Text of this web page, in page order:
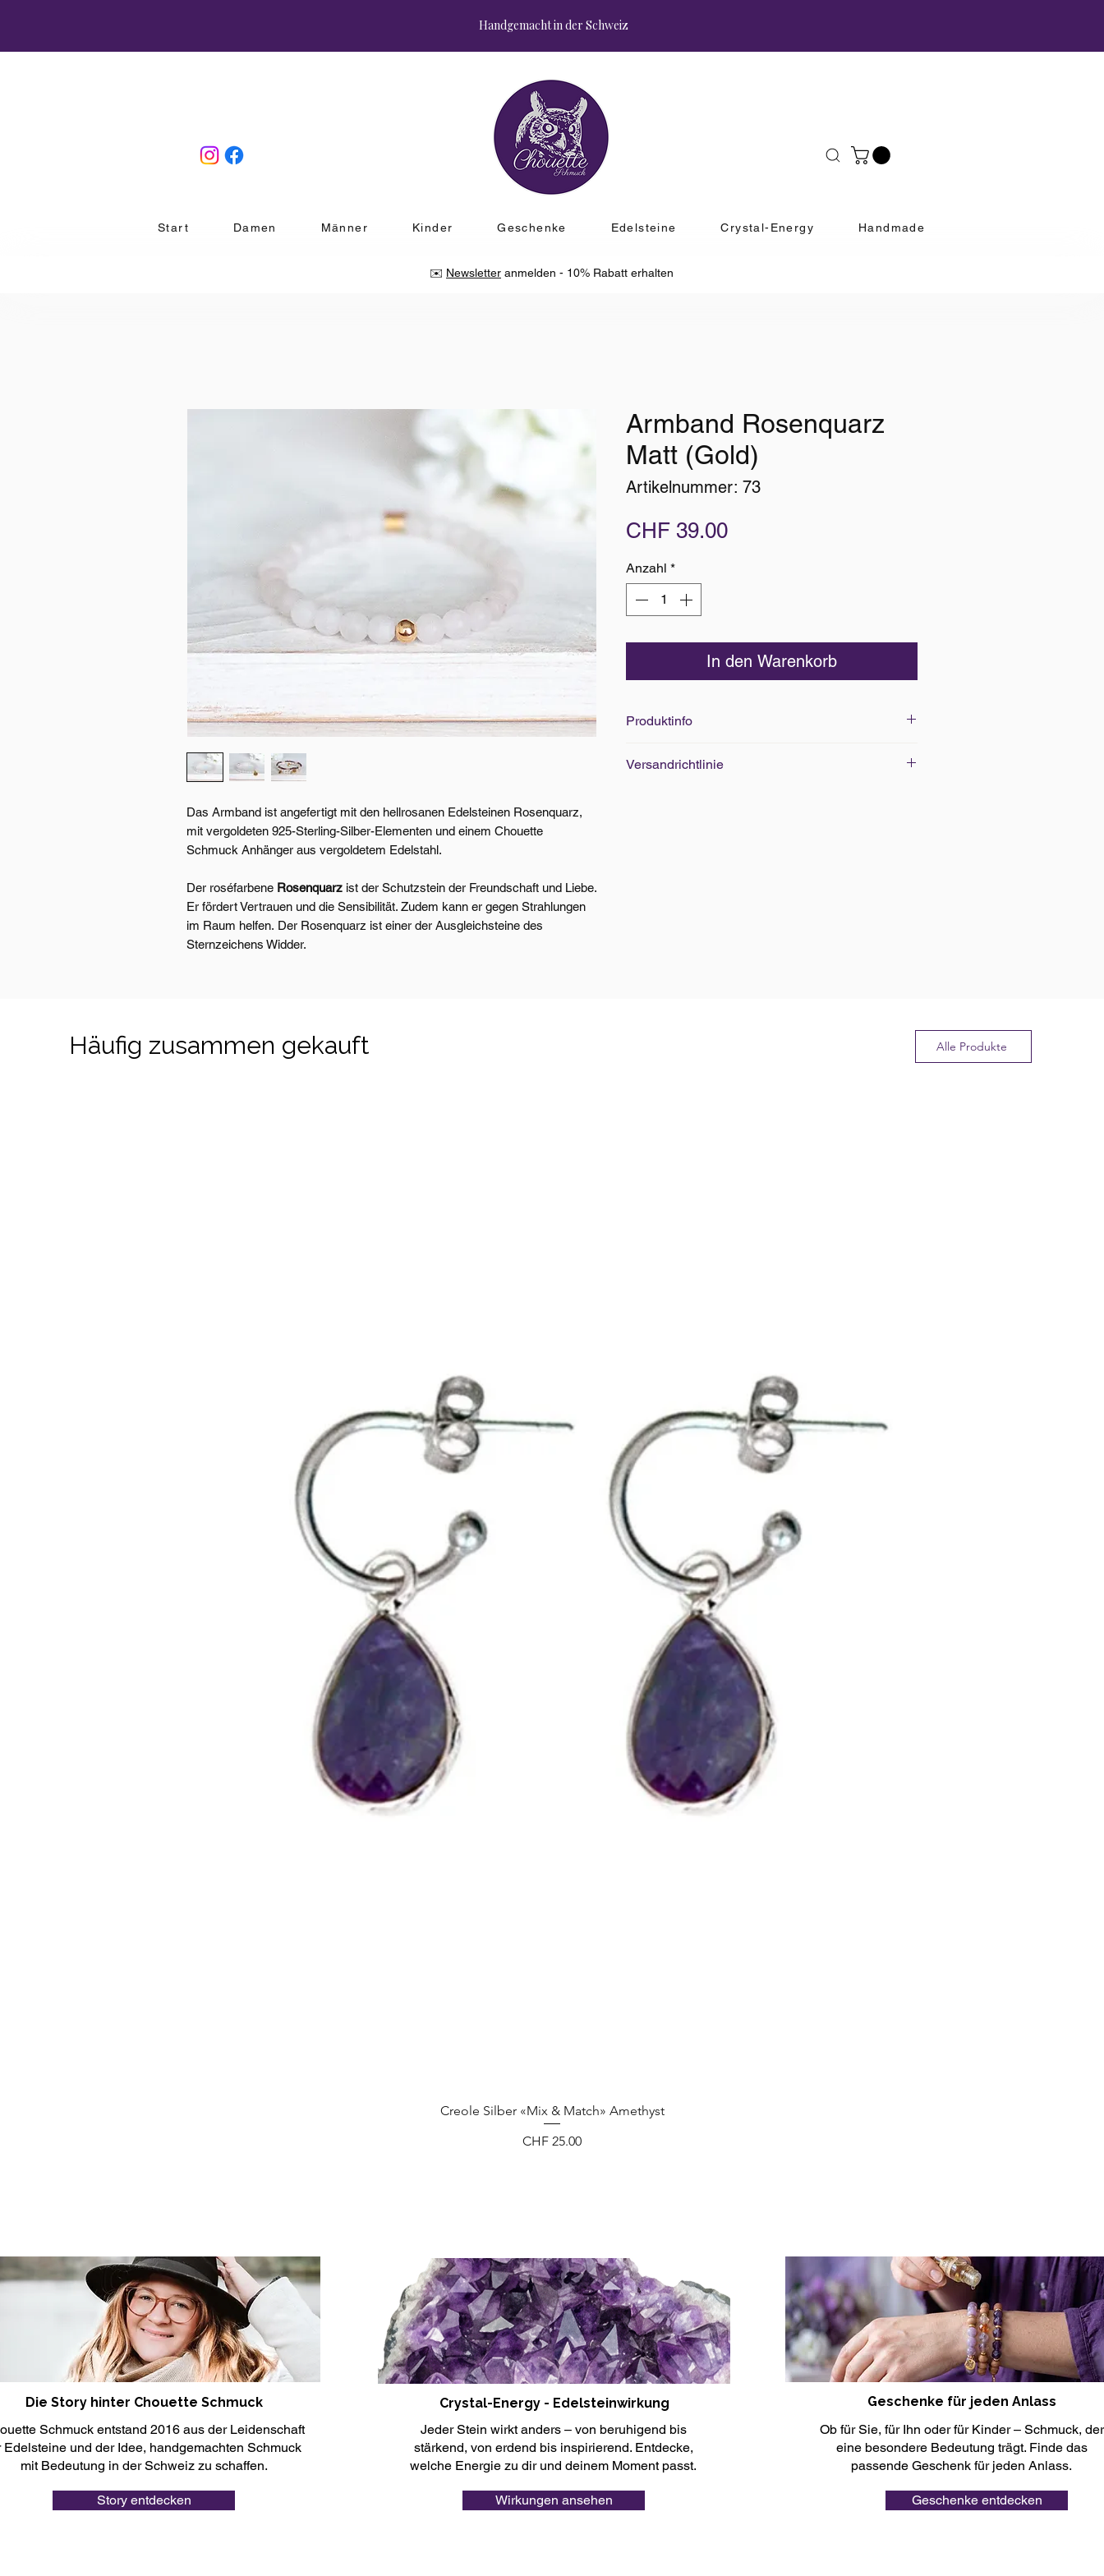
Handgemacht in der Schweiz
Start Damen Männer Kinder Geschenke Edelsteine Crystal-Energy Handmade
✉️ Newsletter anmelden - 10% Rabatt erhalten
Das Armband ist angefertigt mit den hellrosanen Edelsteinen Rosenquarz,
mit vergoldeten 925-Sterling-Silber-Elementen und einem Chouette
Schmuck Anhänger aus vergoldetem Edelstahl.
Der roséfarbene Rosenquarz ist der Schutzstein der Freundschaft und Liebe.
Er fördert Vertrauen und die Sensibilität. Zudem kann er gegen Strahlungen
im Raum helfen. Der Rosenquarz ist einer der Ausgleichsteine des
Sternzeichens Widder.
Armband Rosenquarz
Matt (Gold)
Artikelnummer: 73
CHF 39.00Preis
Anzahl *
In den Warenkorb
Produktinfo
Armbänder Standard-Grösse: 18cm (elastisch)
Versandrichtlinie
Häufig zusammen gekauft Alle Produkte
Creole Silber «Mix & Match» Amethyst
Preis
CHF 25.00
Die Story hinter Chouette Schmuck
Schmuck entstand 2016 aus der Leidenschaft
Edelsteine und der Idee, handgemachten Schmuck
mit Bedeutung in der Schweiz zu schaffen.
Story entdecken
Crystal-Energy - Edelsteinwirkung
Jeder Stein wirkt anders – von beruhigend bis
stärkend, von erdend bis inspirierend. Entdecke,
welche Energie zu dir und deinem Moment passt.
Wirkungen ansehen
Geschenke für jeden Anlass
Ob für Sie, für Ihn oder für Kinder – Schmuck, der
eine besondere Bedeutung trägt. Finde das
passende Geschenk für jeden Anlass.
Geschenke entdecken